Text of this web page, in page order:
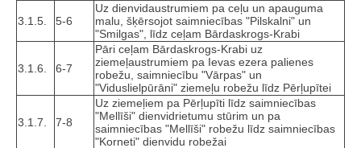
3.1.5. 5-6
Uz dienvidaustrumiem pa ceļu un apauguma
malu, šķērsojot saimniecības "Pilskalni" un
"Smilgas", līdz ceļam Bārdaskrogs-Krabi
3.1.6. 6-7
Pāri ceļam Bārdaskrogs-Krabi uz
ziemeļaustrumiem pa Ievas ezera palienes
robežu, saimniecību "Vārpas" un
"Viduslielpūrāni" ziemeļu robežu līdz Pērļupītei
3.1.7. 7-8
Uz ziemeļiem pa Pērļupīti līdz saimniecības
"Mellīši" dienvidrietumu stūrim un pa
saimniecības "Mellīši" robežu līdz saimniecības
"Korneti" dienvidu robežai